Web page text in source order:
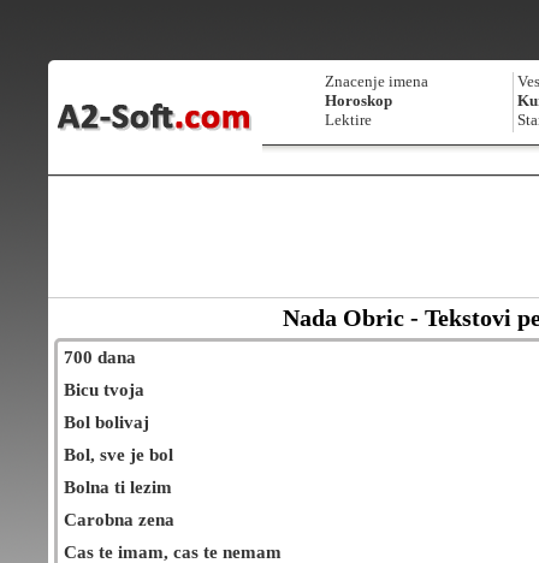
Znacenje imena
Horoskop
Lektire
Nada Obric - Tekstovi
700 dana
Bicu tvoja
Bol bolivaj
Bol, sve je bol
Bolna ti lezim
Carobna zena
Cas te imam, cas te nemam